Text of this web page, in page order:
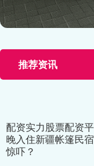
推荐资讯
配资实力股票配资
晚入住新疆帐篷民
惊吓？